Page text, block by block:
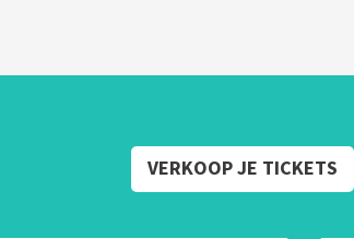
VERKOOP JE TICKETS